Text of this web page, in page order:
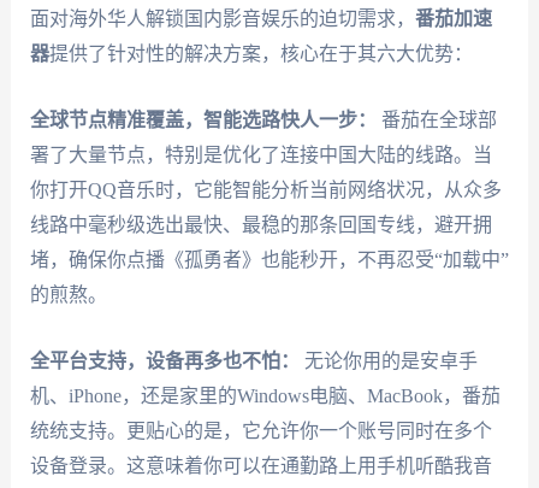
面对海外华人解锁国内影音娱乐的迫切需求， 番茄加速
器提供了针对性的解决方案，核心在于其六大优势：
全球节点精准覆盖，智能选路快人一步：
番茄在全球部
署了大量节点，特别是优化了连接中国大陆的线路。当
你打开QQ音乐时，它能智能分析当前网络状况，从众多
线路中毫秒级选出最快、最稳的那条回国专线，避开拥
堵，确保你点播《孤勇者》也能秒开，不再忍受“加载中”
的煎熬。
全平台支持，设备再多也不怕：
无论你用的是安卓手
机、iPhone，还是家里的Windows电脑、MacBook，番茄
统统支持。更贴心的是，它允许你一个账号同时在多个
设备登录。这意味着你可以在通勤路上用手机听酷我音